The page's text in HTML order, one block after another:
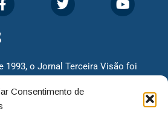
Consentimento de
1993, o Jornal Terceira Visão foi
já que naquela época só existiam
30 anos, o jornal continua